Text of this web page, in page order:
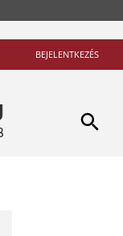
BEJELENTKEZÉS